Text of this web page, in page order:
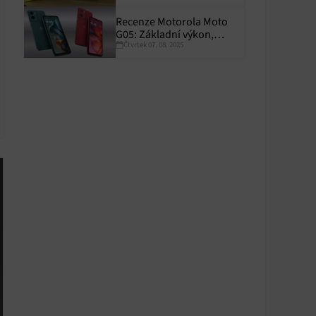
Recenze Motorola Moto
G05: Základní výkon,
skvělá výdrž
Čtvrtek 07. 08. 2025